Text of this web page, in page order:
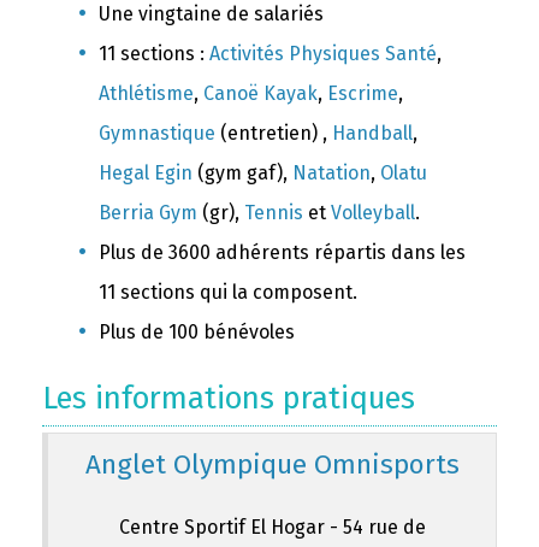
Une vingtaine de salariés
11 sections : Activités Physiques Santé,
Athlétisme, Canoë Kayak, Escrime,
Gymnastique (entretien) , Handball,
Hegal Egin (gym gaf), Natation, Olatu
Berria Gym (gr), Tennis et Volleyball.
Plus de 3600 adhérents répartis dans les
11 sections qui la composent.
Plus de 100 bénévoles
Les informations pratiques
Anglet Olympique Omnisports
Centre Sportif El Hogar - 54 rue de